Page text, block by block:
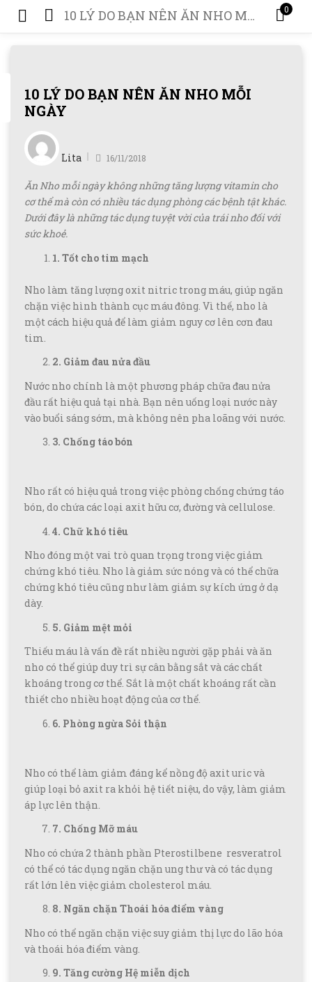
10 LÝ DO BẠN NÊN ĂN NHO MỖI NGÀY 0
10 LÝ DO BẠN NÊN ĂN NHO MỖI
NGÀY
Lita 16/11/2018
Ăn Nho mỗi ngày không những tăng lượng vitamin cho
cơ thể mà còn có nhiều tác dụng phòng các bệnh tật khác.
Dưới đây là những tác dụng tuyệt vời của trái nho đối với
sức khoẻ.
1. Tốt cho tim mạch
Nho làm tăng lượng oxit nitric trong máu, giúp ngăn
chặn việc hình thành cục máu đông. Vì thế, nho là
một cách hiệu quả để làm giảm nguy cơ lên cơn đau
tim.
2. Giảm đau nửa đầu
Nước nho chính là một phương pháp chữa đau nửa
đầu rất hiệu quả tại nhà. Bạn nên uống loại nước này
vào buổi sáng sớm, mà không nên pha loãng với nước.
3. Chống táo bón
Nho rất có hiệu quả trong việc phòng chống chứng táo
bón, do chứa các loại axit hữu cơ, đường và cellulose.
4. Chữ khó tiêu
Nho đóng một vai trò quan trọng trong việc giảm
chứng khó tiêu. Nho là giảm sức nóng và có thể chữa
chứng khó tiêu cũng như làm giảm sự kích ứng ở dạ
dày.
5. Giảm mệt mỏi
Thiếu máu là vấn đề rất nhiều người gặp phải và ăn
nho có thể giúp duy trì sự cân bằng sắt và các chất
khoáng trong cơ thể. Sắt là một chất khoáng rất cần
thiết cho nhiều hoạt động của cơ thể.
6. Phòng ngừa Sỏi thận
Nho có thể làm giảm đáng kể nồng độ axit uric và
giúp loại bỏ axit ra khỏi hệ tiết niệu, do vậy, làm giảm
áp lực lên thận.
7. Chống Mỡ máu
Nho có chứa 2 thành phần Pterostilbene resveratrol
có thể có tác dụng ngăn chặn ung thư và có tác dụng
rất lớn lên việc giảm cholesterol máu.
8. Ngăn chặn Thoái hóa điểm vàng
Nho có thể ngăn chặn việc suy giảm thị lực do lão hóa
và thoái hóa điểm vàng.
9. Tăng cường Hệ miễn dịch